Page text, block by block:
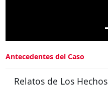
Antecedentes del Caso
Relatos de Los Hechos